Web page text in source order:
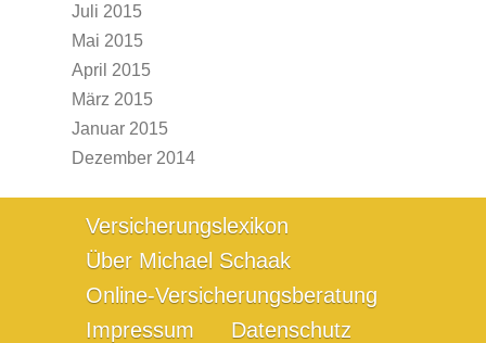
Juli 2015
Mai 2015
April 2015
März 2015
Januar 2015
Dezember 2014
Versicherungslexikon
Über Michael Schaak
Online-Versicherungsberatung
Impressum
Datenschutz